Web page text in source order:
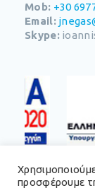
Mob: +30
Email:
Skype:
προσφέρουμε